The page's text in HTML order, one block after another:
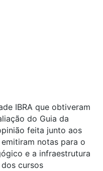
IBRA que obtiveram
do Guia da
feita junto aos
notas para o
e a infraestrutura
cursos